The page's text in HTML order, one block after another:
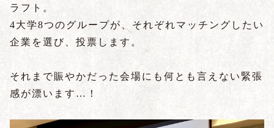
ラフト。
4大学8つのグループが、それぞれマッチングしたい
企業を選び、投票します。
それまで賑やかだった会場にも何とも言えない緊張
感が漂います…！